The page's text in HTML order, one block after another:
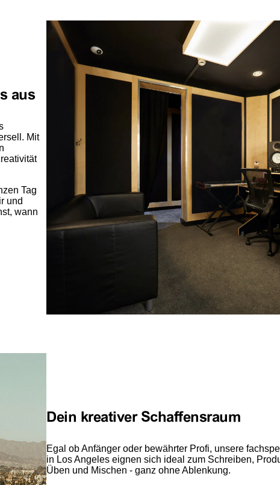
aus
Mit
Tag
und
wann
Dein kreativer Schaffensraum
Egal ob Anfänger oder bewährter Profi, unsere
in Los Angeles eignen sich ideal zum Schreiben,
Üben und Mischen - ganz ohne Ablenkung.